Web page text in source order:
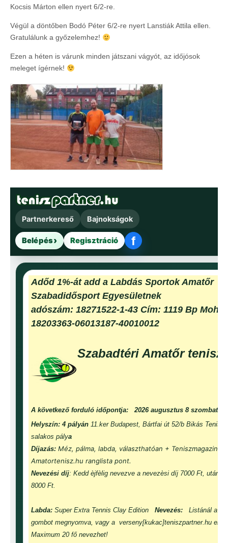
Kocsis Márton ellen nyert 6/2-re.
Végül a döntőben Bodó Péter 6/2-re nyert Lanstiák Attila ellen.
Gratulálunk a győzelemhez!
Ezen a héten is várunk minden játszani vágyót, az időjósok
meleget ígérnek!